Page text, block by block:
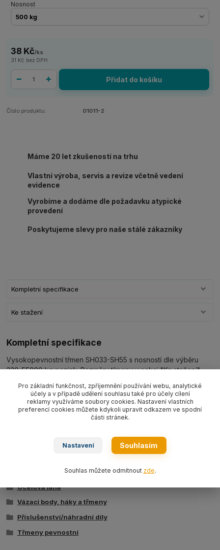
Nosnost
38 Kč/ks
31 Kč bez DPH
Přidat do košíku
Číslo produktu: 01011-2
Máme 20 let zkušeností na trhu
Vlastní výroba, servis a revize včetně vedení
evidence
Vyrobíme a dodáme dle požadavku atypické
provedení
Poskytujeme slevy pro naše stálé zákazníky
Kompletní specifikace
Ke stažení
Kompletní specifikace
Vysokopevnostní třmen SH033-SH55 s nosností dle výběru
330-55000 kg pozink. Rozměry třmenu v sekci "Ke stažení".
Ke stažení
Zboží zařazeno v kategoriích
Ocelová lana
Vázací body, háky a třmeny
Příslušenství/náhradní díly
Třmeny pevnostní
Pro základní funkčnost, zpříjemnění používání webu, analytické
účely a v případě udělení souhlasu také pro účely cílení
reklamy využíváme soubory cookies. Nastavení vlastních
preferencí cookies můžete kdykoli upravit odkazem ve spodní
části stránek.
Nastavení Souhlasím
Souhlas můžete odmítnout zde.